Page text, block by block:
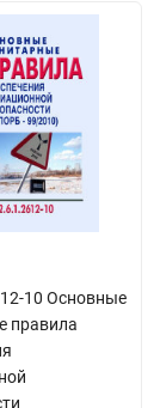
10 Основные
правила